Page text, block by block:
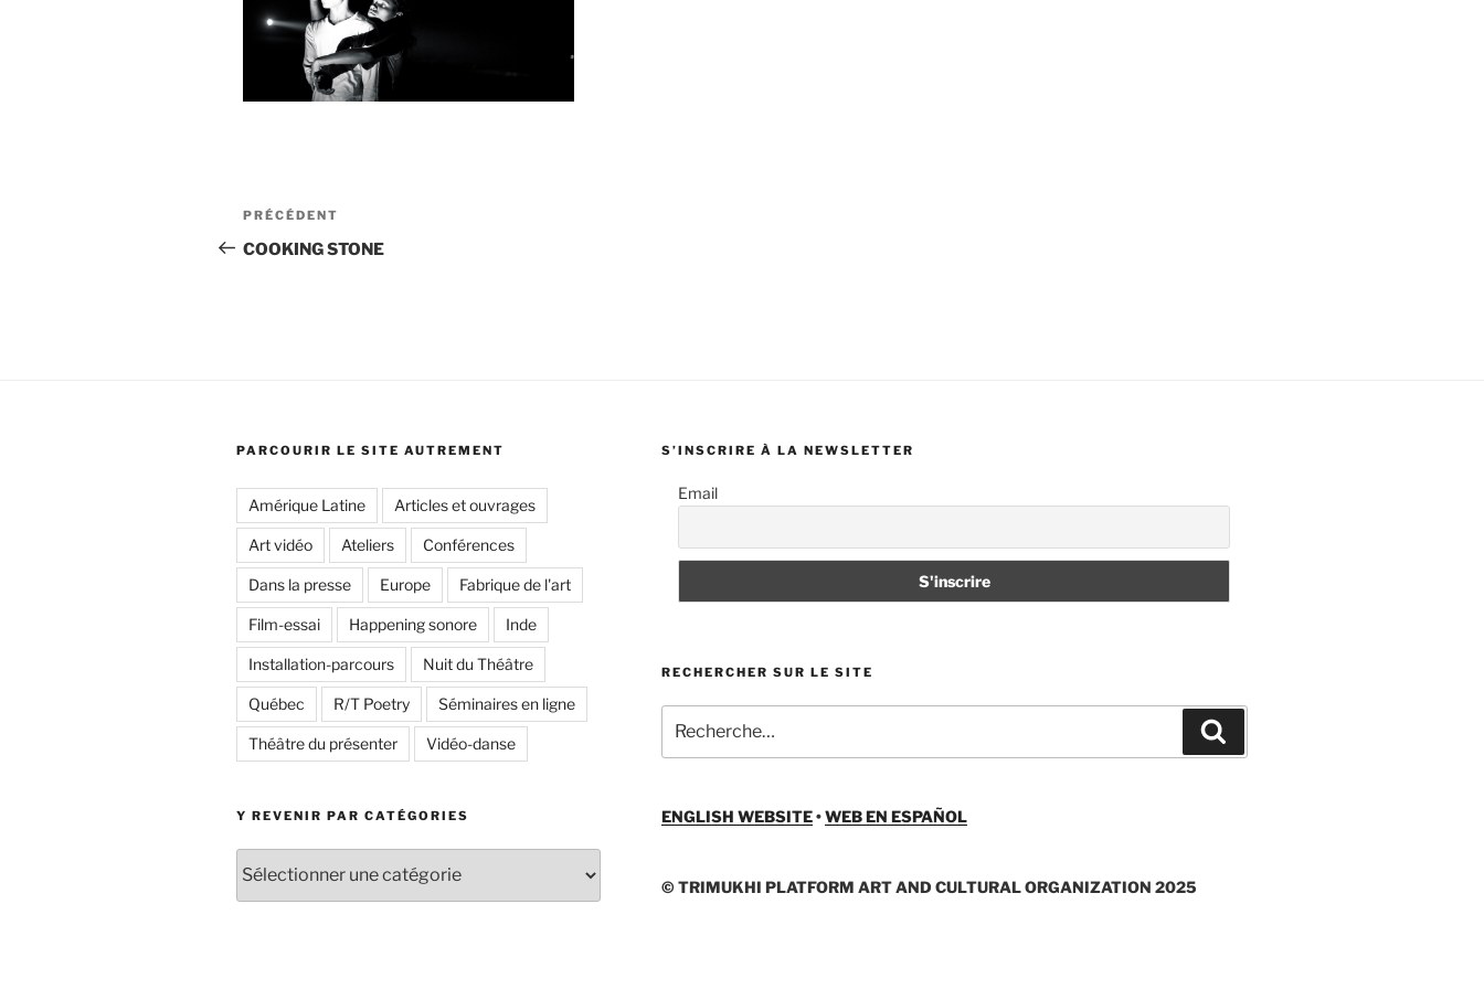
Navigation
de
Article
précédent
PRÉCÉDENT
COOKING STONE
PARCOURIR LE SITE AUTREMENT
Amérique Latine Articles et ouvrages
Art vidéo Ateliers Conférences
Dans la presse Europe Fabrique de l'art
Film-essai Happening sonore Inde
Installation-parcours Nuit du Théâtre
Québec R/T Poetry Séminaires en ligne
Théâtre du présenter Vidéo-danse
Y REVENIR PAR CATÉGORIES
revenir
par
S’INSCRIRE À LA NEWSLETTER
Email
RECHERCHER SUR LE SITE
pour
:
ENGLISH WEBSITE•WEB EN ESPAÑOL
© TRIMUKHI PLATFORM ART AND CULTURAL ORGANIZATION 2025